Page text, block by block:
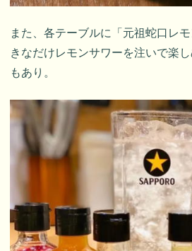
また、各テーブルに「元祖蛇口レ
きなだけレモンサワーを注いで楽
もあり。